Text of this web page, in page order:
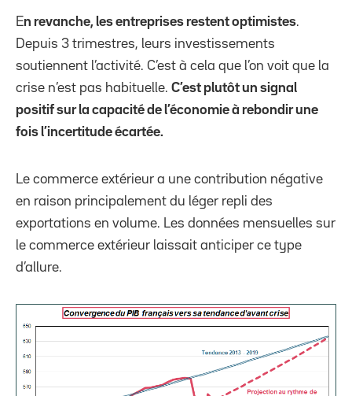
En revanche, les entreprises restent optimistes.
Depuis 3 trimestres, leurs investissements
soutiennent l’activité. C’est à cela que l’on voit que la
crise n’est pas habituelle. C’est plutôt un signal
positif sur la capacité de l’économie à rebondir une
fois l’incertitude écartée.
Le commerce extérieur a une contribution négative
en raison principalement du léger repli des
exportations en volume. Les données mensuelles sur
le commerce extérieur laissait anticiper ce type
d’allure.